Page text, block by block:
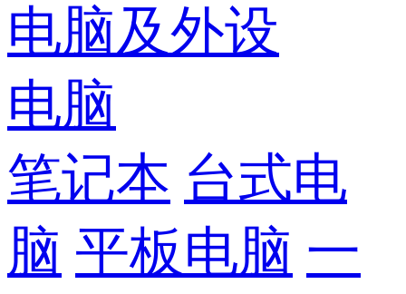
电脑及外设
电脑
笔记本 台式电
脑 平板电脑 一